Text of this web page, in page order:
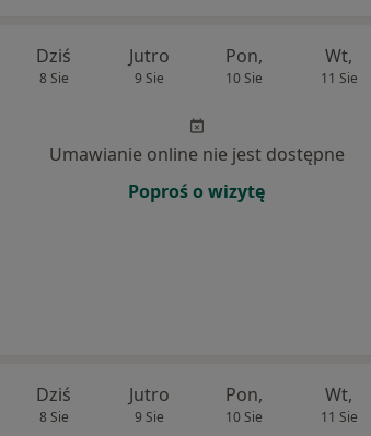
Dziś
8 Sie
Jutro
9 Sie
Pon,
10 Sie
Wt,
11 Sie
Umawianie online nie jest dostępne
Poproś o wizytę
Dziś
8 Sie
Jutro
9 Sie
Pon,
10 Sie
Wt,
11 Sie